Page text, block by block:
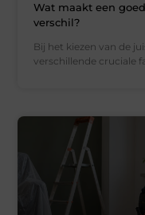
Wat maakt een
verschil?
Bij het kiezen van de
verschillende cruciale